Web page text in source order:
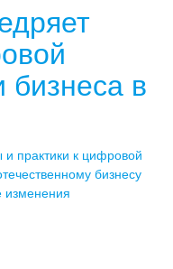
в
и практики к цифровой
бизнесу
изменения